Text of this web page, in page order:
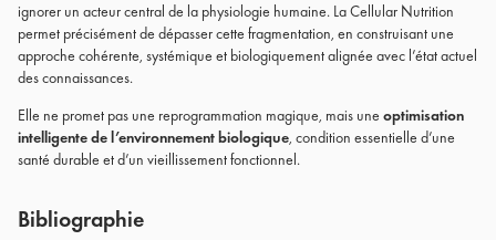
ignorer un acteur central de la physiologie humaine. La Cellular Nutrition
permet précisément de dépasser cette fragmentation, en construisant une
approche cohérente, systémique et biologiquement alignée avec l’état actuel
des connaissances.
Elle ne promet pas une reprogrammation magique, mais une optimisation
intelligente de l’environnement biologique, condition essentielle d’une
santé durable et d’un vieillissement fonctionnel.
Bibliographie